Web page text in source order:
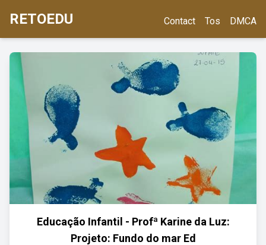
RETOEDU Contact Tos DMCA
Educação Infantil - Profª Karine da Luz:
Projeto: Fundo do mar Ed